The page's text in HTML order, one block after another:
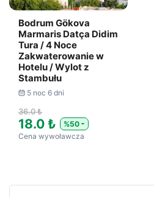
Bodrum Gökova
Marmaris Datça Didim
Tura / 4 Noce
Zakwaterowanie w
Hotelu / Wylot z
Stambułu
5 noc 6 dni
36.0 ₺
18.0 ₺
%50
Cena wywoławcza